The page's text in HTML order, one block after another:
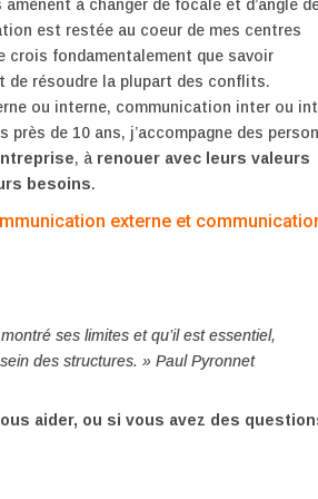
à changer de focale et d’angle
est restée au coeur de mes centres
crois fondamentalement que savoir
de résoudre la plupart des conflits.
ou interne, communication inter ou
près de 10 ans, j’accompagne des
, à renouer avec leurs valeurs
besoins.
externe et
ses limites et qu’il est essentiel,
des structures. » Paul Pyronnet
aider, ou si vous avez des